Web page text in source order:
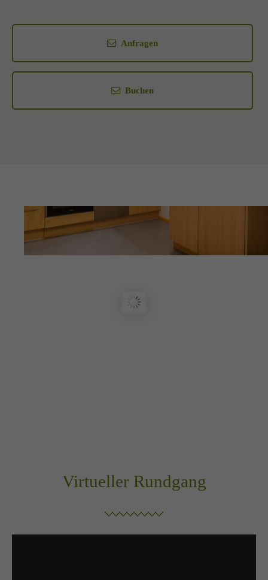
Anfragen
Buchen
Virtueller Rundgang